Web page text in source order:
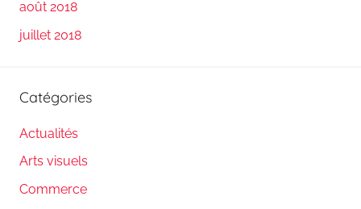
août 2018
juillet 2018
Catégories
Actualités
Arts visuels
Commerce